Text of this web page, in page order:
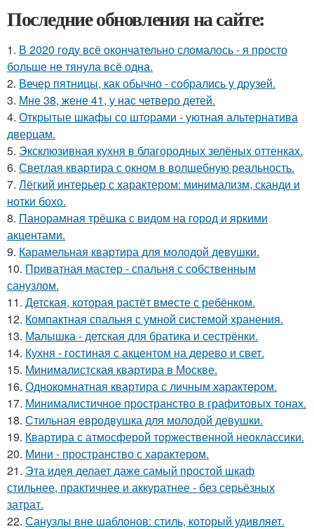
Последние обновления на сайте:
1. В 2020 году всё окончательно сломалось - я просто
больше не тянула всё одна.
2. Вечер пятницы, как обычно - собрались у друзей.
3. Мне 38, жене 41, у нас четверо детей.
4. Открытые шкафы со шторами - уютная альтернатива
дверцам.
5. Эксклюзивная кухня в благородных зелёных оттенках.
6. Светлая квартира с окном в волшебную реальность.
7. Лёгкий интерьер с характером: минимализм, сканди и
нотки бохо.
8. Панорамная трёшка с видом на город и яркими
акцентами.
9. Карамельная квартира для молодой девушки.
10. Приватная мастер - спальня с собственным
санузлом.
11. Детская, которая растёт вместе с ребёнком.
12. Компактная спальня с умной системой хранения.
13. Малышка - детская для братика и сестрёнки.
14. Кухня - гостиная с акцентом на дерево и свет.
15. Минималистская квартира в Москве.
16. Однокомнатная квартира с личным характером.
17. Минималистичное пространство в графитовых тонах.
18. Стильная евродвушка для молодой девушки.
19. Квартира с атмосферой торжественной неоклассики.
20. Мини - пространство с характером.
21. Эта идея делает даже самый простой шкаф
стильнее, практичнее и аккуратнее - без серьёзных
затрат.
22. Санузлы вне шаблонов: стиль, который удивляет.